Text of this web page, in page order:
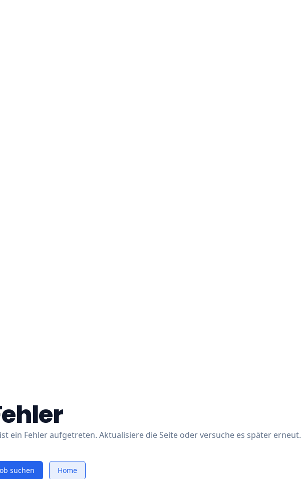
ein Fehler aufgetreten. Aktualisiere die Seite oder versuche es später erneut.
suchen Home